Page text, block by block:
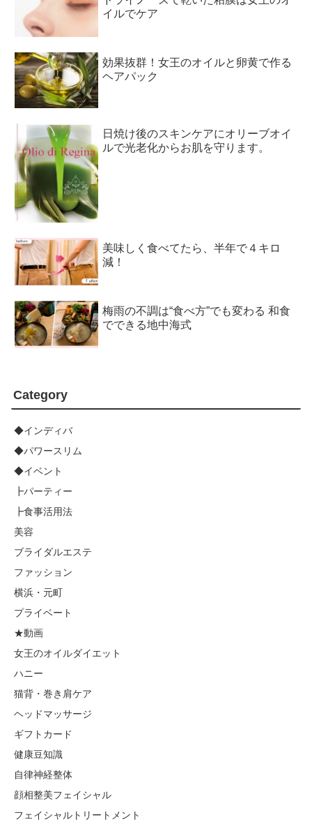
イルでケア
効果抜群！女王のオイルと卵黄で作る
ヘアパック
日焼け後のスキンケアにオリーブオイ
ルで光老化からお肌を守ります。
美味しく食べてたら、半年で４キロ
減！
梅雨の不調は“食べ方”でも変わる 和食
でできる地中海式
Category
◆インディバ
◆パワースリム
◆イベント
┣パーティー
┣食事活用法
美容
ブライダルエステ
ファッション
横浜・元町
プライベート
★動画
女王のオイルダイエット
ハニー
猫背・巻き肩ケア
ヘッドマッサージ
ギフトカード
健康豆知識
自律神経整体
顔相整美フェイシャル
フェイシャルトリートメント